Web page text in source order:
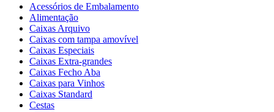
Acessórios de Embalamento
Alimentação
Caixas Arquivo
Caixas com tampa amovível
Caixas Especiais
Caixas Extra-grandes
Caixas Fecho Aba
Caixas para Vinhos
Caixas Standard
Cestas